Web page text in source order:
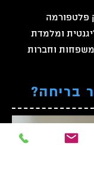
פלטפורמה
ומלמדת
וחברות
בריחה?